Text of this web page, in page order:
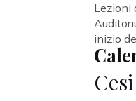
Lezioni
inizio
Cesi